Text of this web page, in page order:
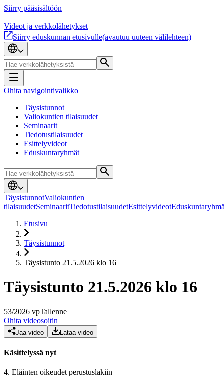
Siirry pääsisältöön
Videot ja verkkolähetykset
Siirry eduskunnan etusivulle(avautuu uuteen välilehteen)
Ohita navigointivalikko
Täysistunnot
Valiokuntien tilaisuudet
Seminaarit
Tiedotustilaisuudet
Esittelyvideot
Eduskuntaryhmät
TäysistunnotValiokuntien
tilaisuudetSeminaaritTiedotustilaisuudetEsittelyvideot
Etusivu
Täysistunnot
Täysistunto 21.5.2026 klo 16
Täysistunto 21.5.2026 klo 16
53/2026 vpTallenne
Ohita videosoitin
Jaa video Lataa video
Käsittelyssä nyt
4. Eläinten oikeudet perustuslakiin